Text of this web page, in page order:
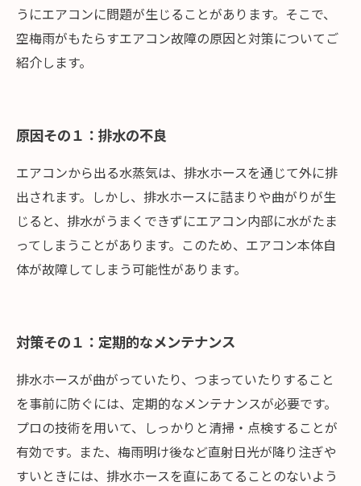
うにエアコンに問題が生じることがあります。そこで、
空梅雨がもたらすエアコン故障の原因と対策についてご
紹介します。
原因その１：排水の不良
エアコンから出る水蒸気は、排水ホースを通じて外に排
出されます。しかし、排水ホースに詰まりや曲がりが生
じると、排水がうまくできずにエアコン内部に水がたま
ってしまうことがあります。このため、エアコン本体自
体が故障してしまう可能性があります。
対策その１：定期的なメンテナンス
排水ホースが曲がっていたり、つまっていたりすること
を事前に防ぐには、定期的なメンテナンスが必要です。
プロの技術を用いて、しっかりと清掃・点検することが
有効です。また、梅雨明け後など直射日光が降り注ぎや
すいときには、排水ホースを直にあてることのないよう